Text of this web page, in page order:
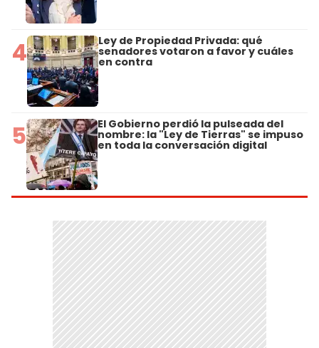
4 Ley de Propiedad Privada: qué
senadores votaron a favor y cuáles
en contra
5 El Gobierno perdió la pulseada del
nombre: la "Ley de Tierras" se impuso
en toda la conversación digital